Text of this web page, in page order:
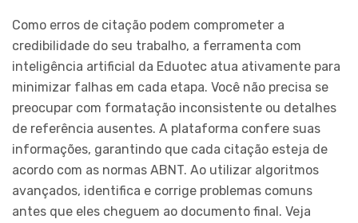
Como erros de citação podem comprometer a
credibilidade do seu trabalho, a ferramenta com
inteligência artificial da Eduotec atua ativamente para
minimizar falhas em cada etapa. Você não precisa se
preocupar com formatação inconsistente ou detalhes
de referência ausentes. A plataforma confere suas
informações, garantindo que cada citação esteja de
acordo com as normas ABNT. Ao utilizar algoritmos
avançados, identifica e corrige problemas comuns
antes que eles cheguem ao documento final. Veja